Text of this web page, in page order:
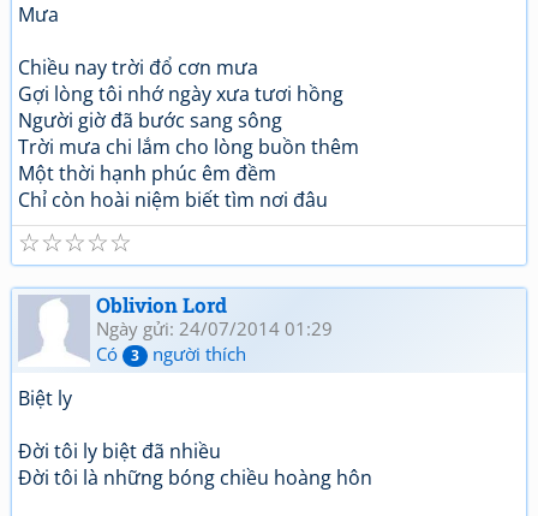
Mưa
Chiều nay trời đổ cơn mưa
Gợi lòng tôi nhớ ngày xưa tươi hồng
Người giờ đã bước sang sông
Trời mưa chi lắm cho lòng buồn thêm
Một thời hạnh phúc êm đềm
Chỉ còn hoài niệm biết tìm nơi đâu
☆
☆
☆
☆
☆
Oblivion Lord
Ngày gửi: 24/07/2014 01:29
Có
3 người thích
Biệt ly
Đời tôi ly biệt đã nhiều
Đời tôi là những bóng chiều hoàng hôn